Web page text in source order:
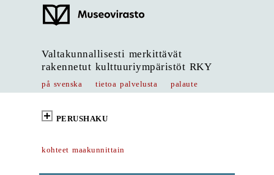
Valtakunnallisesti merkittävät
rakennetut kulttuuriympäristöt RKY
på svenska tietoa palvelusta palaute
PERUSHAKU
kohteet maakunnittain